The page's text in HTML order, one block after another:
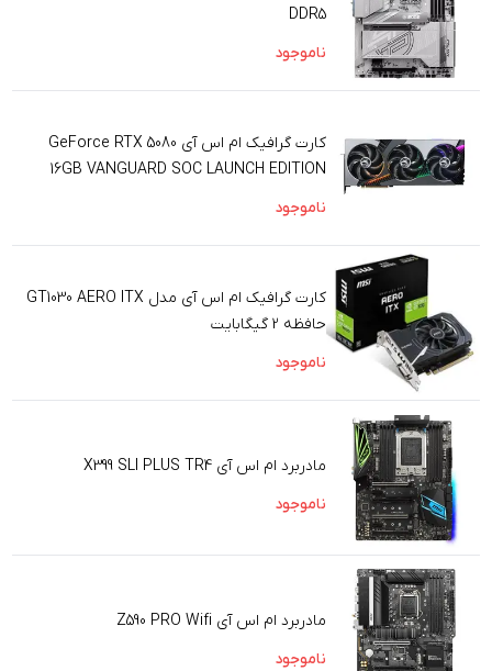
DDR5
ناموجود
کارت گرافیک ام اس آی GeForce RTX 5080
16GB VANGUARD SOC LAUNCH EDITION
ناموجود
کارت گرافیک ام اس آی مدل GT1030 AERO ITX
حافظه 2 گیگابایت
ناموجود
مادربرد ام اس آی X399 SLI PLUS TR4
ناموجود
مادربرد ام اس آی Z590 PRO Wifi
ناموجود